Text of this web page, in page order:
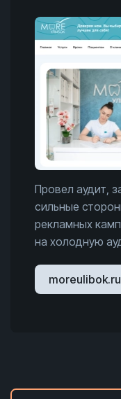
Провел аудит,
сильные
рекламных
на холодную
moreulibok.ru